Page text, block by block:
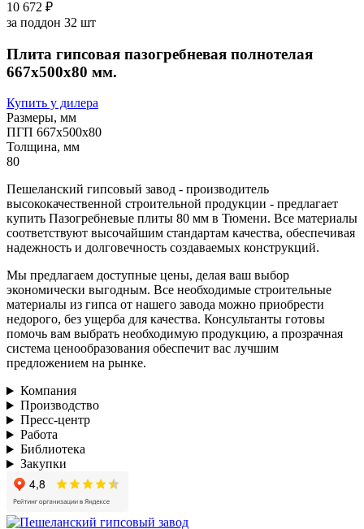
10 672 ₽
за поддон 32 шт
Плита гипсовая пазогребневая полнотелая
667х500х80 мм.
Купить у дилера
Размеры, мм
ПГП 667х500х80
Толщина, мм
80
Пешеланский гипсовый завод - производитель
высококачественной строительной продукции - предлагает
купить Пазогребневые плиты 80 мм в Тюмени. Все материалы
соответствуют высочайшим стандартам качества, обеспечивая
надежность и долговечность создаваемых конструкций.
Мы предлагаем доступные цены, делая ваш выбор
экономически выгодным. Все необходимые строительные
материалы из гипса от нашего завода можно приобрести
недорого, без ущерба для качества. Консультанты готовы
помочь вам выбрать необходимую продукцию, а прозрачная
система ценообразования обеспечит вас лучшим
предложением на рынке.
Компания
Производство
Пресс-центр
Работа
Библиотека
Закупки